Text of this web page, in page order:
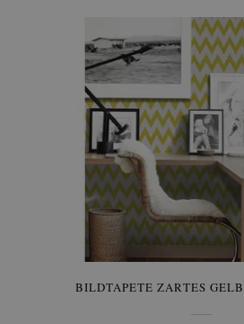
BILDTAPETE ZARTES